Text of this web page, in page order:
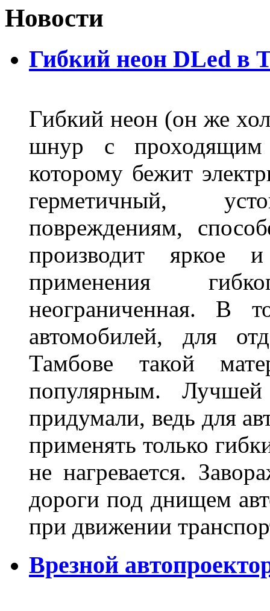
Новости
Гибкий неон DLed в
Гибкий неон (он же
шнур с
которому бежит
герметичный,
повреждениям,
производит яркое
применения
неограниченная.
автомобилей, для
Тамбове такой
популярным.
придумали, ведь для
применять только
не нагревается.
дороги под днищем
при движении
Врезной